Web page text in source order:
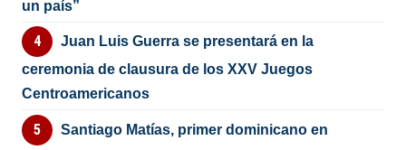
un país”
Juan Luis Guerra se presentará en la
ceremonia de clausura de los XXV Juegos
Centroamericanos
Santiago Matías, primer dominicano en